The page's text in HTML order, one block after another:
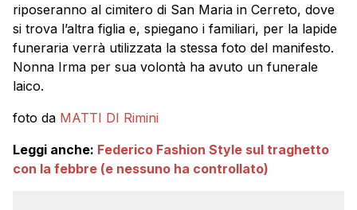
riposeranno al cimitero di San Maria in Cerreto, dove
si trova l’altra figlia e, spiegano i familiari, per la lapide
funeraria verrà utilizzata la stessa foto del manifesto.
Nonna Irma per sua volontà ha avuto un funerale
laico.
foto da MATTI DI Rimini
Leggi anche: Federico Fashion Style sul traghetto
con la febbre (e nessuno ha controllato)